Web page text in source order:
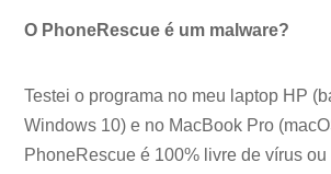
O PhoneRescue é um malware?
Testei o programa no meu laptop HP
Windows 10) e no MacBook Pro
PhoneRescue é 100% livre de vírus